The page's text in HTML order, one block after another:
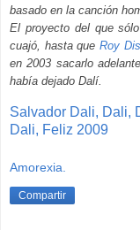
basado en la canción
El proyecto del que
cuajó, hasta queRoy
en 2003 sacarlo
había dejado Dalí.
Salvador Dali, Dali,
Dali, Feliz 2009
Amorexia.
Compartir